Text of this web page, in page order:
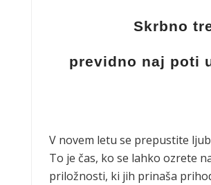
Skrbno
previdno naj poti
V novem letu se prepustite
To je čas, ko se lahko ozrete
priložnosti, ki jih prinaša